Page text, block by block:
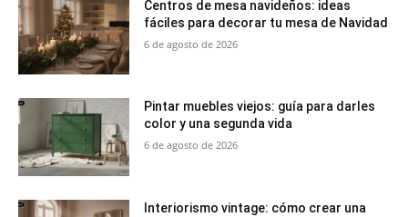
Centros de mesa navideños: ideas
fáciles para decorar tu mesa de Navidad
6 de agosto de 2026
Pintar muebles viejos: guía para darles
color y una segunda vida
6 de agosto de 2026
Interiorismo vintage: cómo crear una